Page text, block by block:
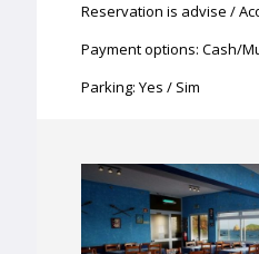
Reservation is advise /
Payment options: Cash/
Parking: Yes / Sim